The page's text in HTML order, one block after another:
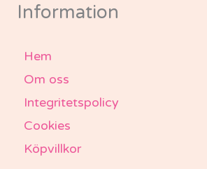
f
Information
Hem
Om oss
Integritetspolicy
Cookies
Köpvillkor